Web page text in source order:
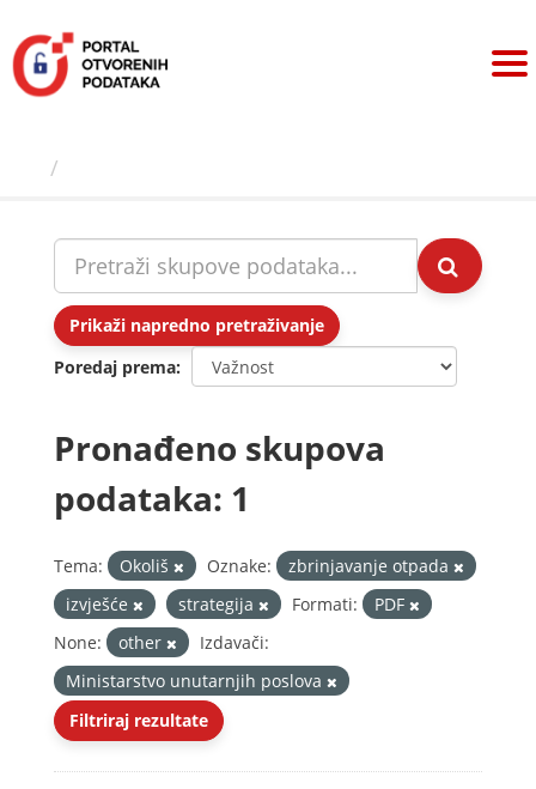
sadržaj
Prikaži napredno pretraživanje
Poredaj prema
Pronađeno skupova
podataka: 1
Tema: Okoliš Oznake:
zbrinjavanje otpada
izvješće
strategija Formati:
PDF
None:
other
Izdavači:
Ministarstvo unutarnjih poslova
Filtriraj rezultate